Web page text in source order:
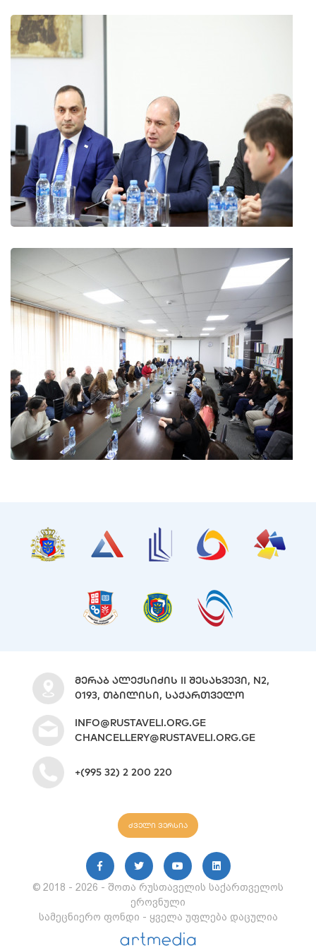
© 2018 - 2026 - შოთა რუსთაველის საქართველოს
ეროვნული
სამეცნიერო ფონდი - ყველა უფლება დაცულია
ᲛᲔᲠᲐᲑ ᲐᲚᲔᲥᲡᲘᲫᲘᲡ II ᲨᲔᲡᲐᲮᲕᲔᲕᲘ, N2,
0193, ᲗᲑᲘᲚᲘᲡᲘ, ᲡᲐᲥᲐᲠᲗᲕᲔᲚᲝ
INFO@RUSTAVELI.ORG.GE
CHANCELLERY@RUSTAVELI.ORG.GE
+(995 32) 2 200 220
ძველი ვერსია